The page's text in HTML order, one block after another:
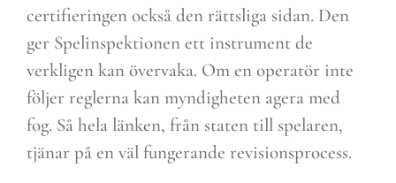
certifieringen också den rättsliga sidan. Den
ger Spelinspektionen ett instrument de
verkligen kan övervaka. Om en operatör inte
följer reglerna kan myndigheten agera med
fog. Så hela länken, från staten till spelaren,
tjänar på en väl fungerande revisionsprocess.